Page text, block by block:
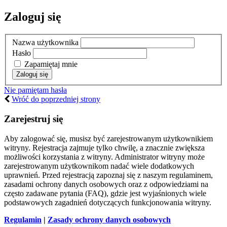
Zaloguj się
Nazwa użytkownika
Hasło
Zapamiętaj mnie
Nie pamiętam hasła
Wróć do poprzedniej strony
Zarejestruj się
Aby zalogować się, musisz być zarejestrowanym użytkownikiem
witryny. Rejestracja zajmuje tylko chwilę, a znacznie zwiększa
możliwości korzystania z witryny. Administrator witryny może
zarejestrowanym użytkownikom nadać wiele dodatkowych
uprawnień. Przed rejestracją zapoznaj się z naszym regulaminem,
zasadami ochrony danych osobowych oraz z odpowiedziami na
często zadawane pytania (FAQ), gdzie jest wyjaśnionych wiele
podstawowych zagadnień dotyczących funkcjonowania witryny.
Regulamin | Zasady ochrony danych osobowych